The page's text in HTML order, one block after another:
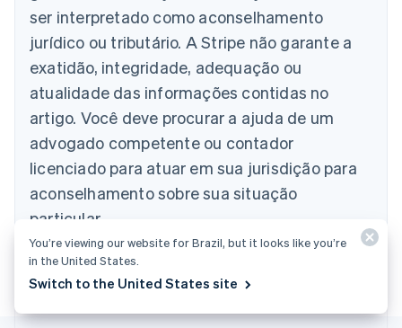
ser interpretado como aconselhamento
jurídico ou tributário. A Stripe não garante a
exatidão, integridade, adequação ou
atualidade das informações contidas no
artigo. Você deve procurar a ajuda de um
advogado competente ou contador
licenciado para atuar em sua jurisdição para
aconselhamento sobre sua situação
particular.
Áustria
DeutschEnglish
Bélgica
Nederlands FrançaisDeutschEnglish
Brasil
Português English
Bulgária
English
Canadá
China continental
简体中文English
Chipre
English
English Italiano
Dinamarca
You’re viewing our website for Brazil, but it looks like you’re
in the United States.
Switch to the United States site